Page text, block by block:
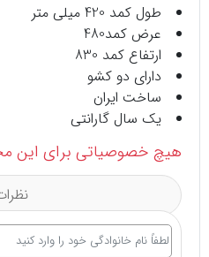
طول کمد 420 میلی متر
عرض کمد480
ارتفاع کمد 830
دارای دو کشو
ساخت ایران
یک سال گارانتی
هیچ خصوصیاتی برای